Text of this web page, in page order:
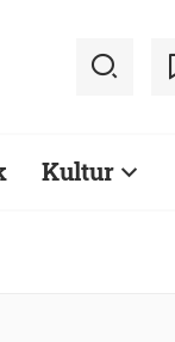
Kultur